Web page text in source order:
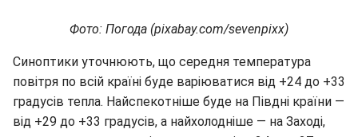
Фото: Погода (pixabay.com/sevenpixx)
Синоптики уточнюють, що середня температура
повітря по всій країні буде варіюватися від +24 до +33
градусів тепла. Найспекотніше буде на Півдні країни —
від +29 до +33 градусів, а найхолодніше — на Заході,